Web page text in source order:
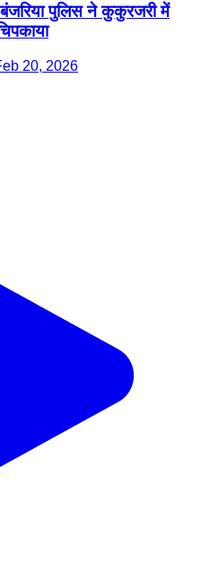
बंजरिया पुलिस ने कुकुरजरी में
20, 2026